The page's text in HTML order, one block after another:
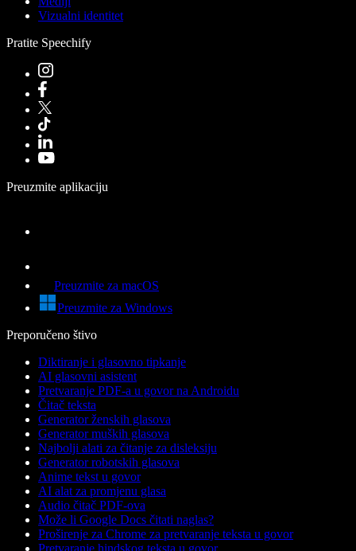
Vizualni identitet
Pratite Speechify
Preuzmite aplikaciju
Preuzmite za macOS
Preuzmite za Windows
Preporučeno štivo
Diktiranje i glasovno tipkanje
AI glasovni asistent
Pretvaranje PDF-a u govor na Androidu
Čitač teksta
Generator ženskih glasova
Generator muških glasova
Najbolji alati za čitanje za disleksiju
Generator robotskih glasova
Anime tekst u govor
AI alat za promjenu glasa
Audio čitač PDF-ova
Može li Google Docs čitati naglas?
Proširenje za Chrome za pretvaranje teksta u govor
Pretvaranje hindskog teksta u govor